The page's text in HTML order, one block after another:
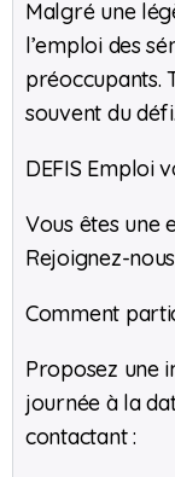
Malgré une
l’emploi des
préoccupants.
souvent du défi.
DEFIS Emploi
Vous êtes une
Rejoignez-
Comment
Proposez une
journée à la
contactant :